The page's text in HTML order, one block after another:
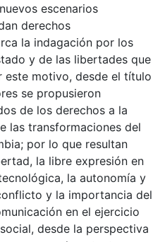
escenarios
derechos
la indagación por los
y de las libertades que
este motivo, desde el título
se propusieron
de los derechos a la
las transformaciones del
por lo que resultan
la libre expresión en
la autonomía y
y la importancia del
en el ejercicio
desde la perspectiva